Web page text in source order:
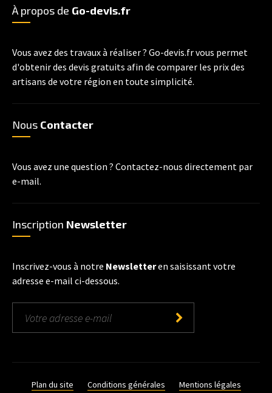
À propos de Go-devis.fr
Vous avez des travaux à réaliser ? Go-devis.fr vous permet
d'obtenir des devis gratuits afin de comparer les prix des
artisans de votre région en toute simplicité.
Nous Contacter
Vous avez une question ? Contactez-nous directement par
e-mail.
Inscription Newsletter
Inscrivez-vous à notre Newsletteren saisissant votre
adresse e-mail ci-dessous.
Plan du site Conditions générales Mentions légales